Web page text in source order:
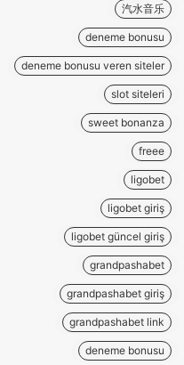
汽水音乐
deneme bonusu
deneme bonusu veren siteler
slot siteleri
sweet bonanza
freee
ligobet
ligobet giriş
ligobet güncel giriş
grandpashabet
grandpashabet giriş
grandpashabet link
deneme bonusu